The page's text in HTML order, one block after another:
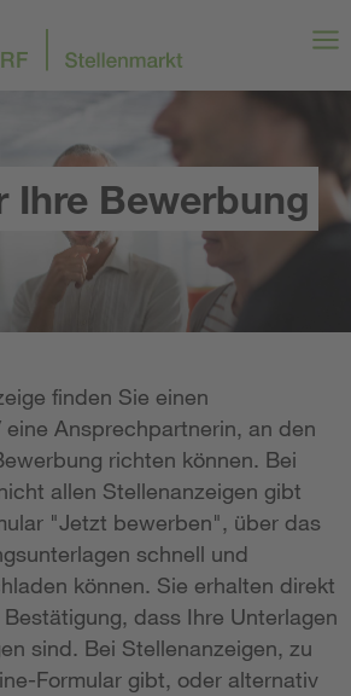
Ihre Bewerbung
finden Sie einen
Ansprechpartnerin, an den
richten können. Bei
allen Stellenanzeigen gibt
"Jetzt bewerben", über das
schnell und
können. Sie erhalten direkt
dass Ihre Unterlagen
sind. Bei Stellenanzeigen, zu
Formular gibt, oder alternativ